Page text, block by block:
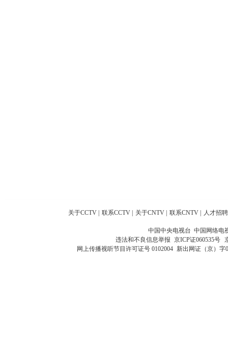
关于CCTV 联系CCTV 关于CNTV 联系CNTV 人才招聘
中国中央电视台 中国网络电
违法和不良信息举报 京ICP证060535号
网上传播视听节目许可证号 0102004 新出网证（京）